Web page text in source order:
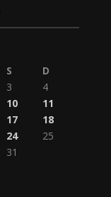
S
D
3
4
10
11
17
18
24
25
31